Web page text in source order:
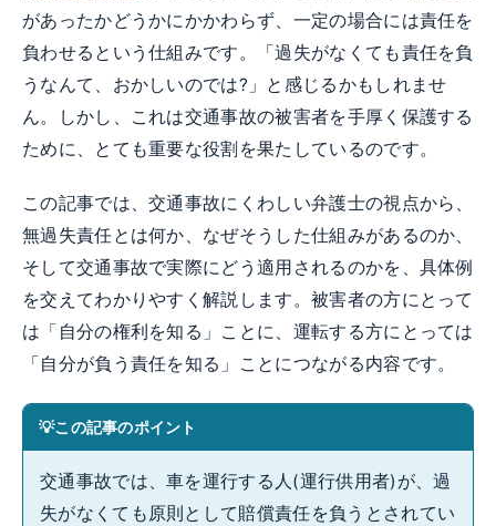
があったかどうかにかかわらず、一定の場合には責任を
負わせるという仕組みです。「過失がなくても責任を負
うなんて、おかしいのでは?」と感じるかもしれませ
ん。しかし、これは交通事故の被害者を手厚く保護する
ために、とても重要な役割を果たしているのです。
この記事では、交通事故にくわしい弁護士の視点から、
無過失責任とは何か、なぜそうした仕組みがあるのか、
そして交通事故で実際にどう適用されるのかを、具体例
を交えてわかりやすく解説します。被害者の方にとって
は「自分の権利を知る」ことに、運転する方にとっては
「自分が負う責任を知る」ことにつながる内容です。
この記事のポイント
交通事故では、車を運行する人(運行供用者)が、過
失がなくても原則として賠償責任を負うとされてい